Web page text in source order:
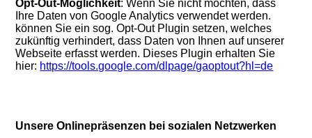
Opt-Out-Möglichkeit: Wenn Sie nicht möchten, dass
Ihre Daten von Google Analytics verwendet werden.
können Sie ein sog. Opt-Out Plugin setzen, welches
zukünftig verhindert, dass Daten von Ihnen auf unserer
Webseite erfasst werden. Dieses Plugin erhalten Sie
hier: https://tools.google.com/dlpage/gaoptout?hl=de
Unsere Onlinepräsenzen bei sozialen Netzwerken